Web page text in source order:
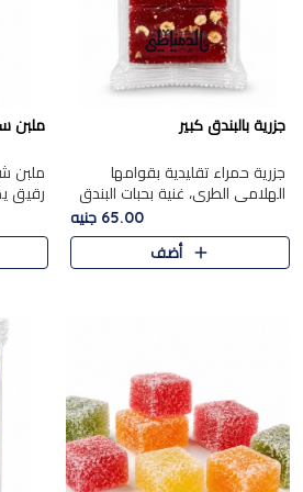
جزرية بالبندق كبير
جزرية حمراء تقليدية بقوامها
الهلامي الطري، غنية بحبات البندق
الفاخرة التي تضيف قرمشة راقية
إلى قوامها الناعم، لتقدم مزيجًا
متوازنًا من النكه..
65.00 جنيه
أضف
ملبن
ملبن
ارتبط